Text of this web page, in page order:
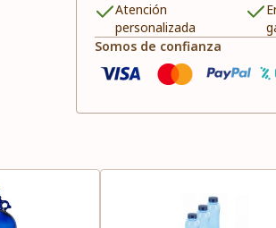
Atención
personalizada
Somos de confianza